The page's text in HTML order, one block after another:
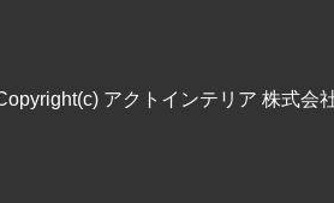
アクトインテリア 株式会